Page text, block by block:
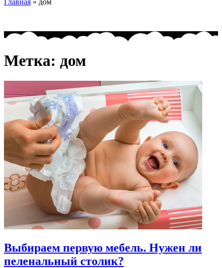
Метка: дом
Выбираем первую мебель. Нужен ли
пеленальный столик?